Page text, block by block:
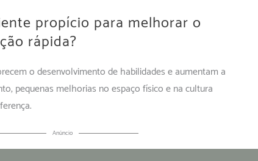
propício para melhorar o
rápida?
o desenvolvimento de habilidades e aumentam a
pequenas melhorias no espaço físico e na cultura
Anúncio